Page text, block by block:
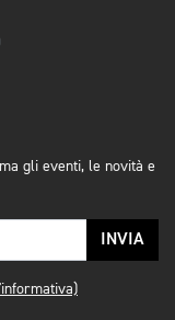
gli eventi, le novità e
INVIA